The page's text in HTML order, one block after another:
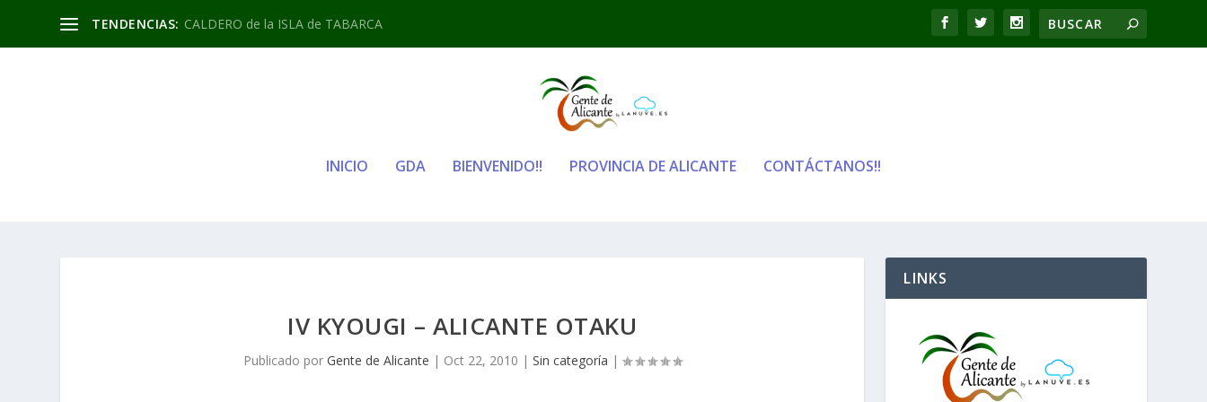
TENDENCIAS: CALDERO de la ISLA de TABARCA
INICIO GDA BIENVENIDO!! PROVINCIA DE ALICANTE CONTÁCTANOS!!
IV KYOUGI – ALICANTE OTAKU
Publicado por Gente de Alicante | Oct 22, 2010 | Sin categoría |
LINKS